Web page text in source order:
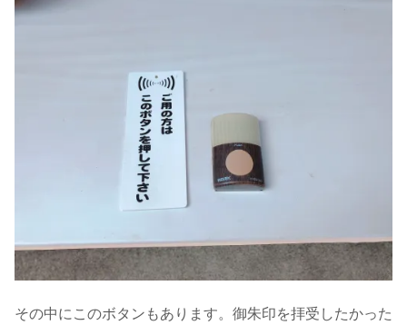
その中にこのボタンもあります。御朱印を拝受したかった